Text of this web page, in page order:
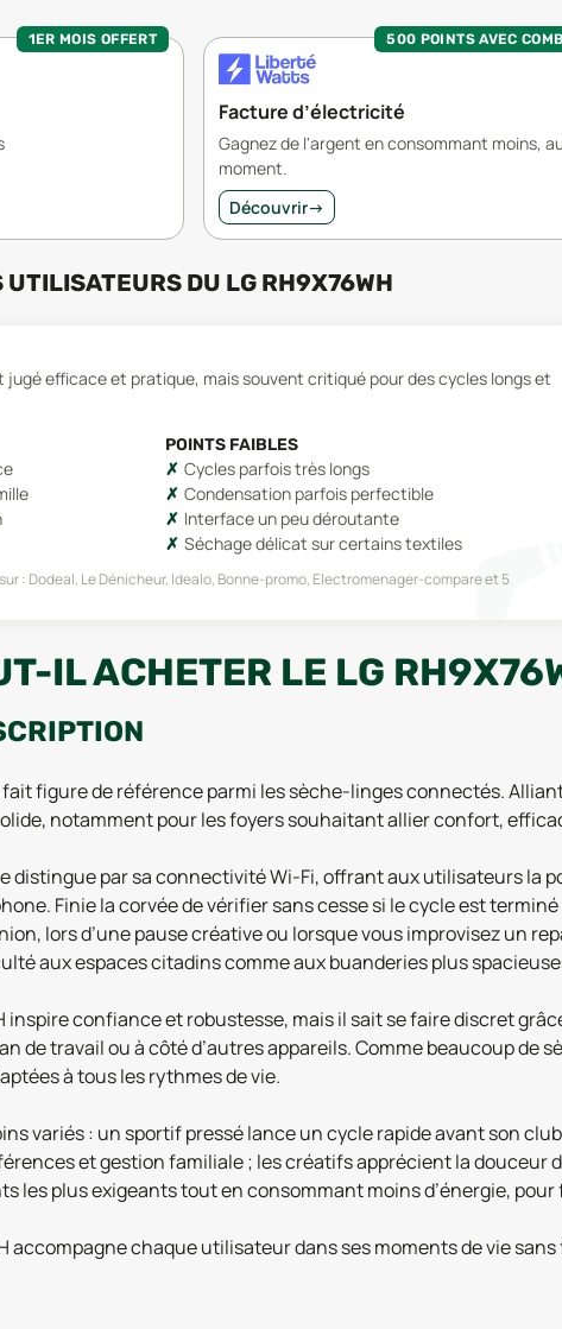
1ER MOIS OFFERT 500 POINTS AVEC
Facture d’électricité
Gagnez de l'argent en consommant moins,
moment.
Découvrir→
UTILISATEURS DU LG RH9X76WH
efficace et pratique, mais souvent critiqué pour des cycles longs et
POINTS FAIBLES
Cycles parfois très longs
Condensation parfois perfectible
Interface un peu déroutante
Séchage délicat sur certains textiles
: Dodeal, Le Dénicheur, Idealo, Bonne-promo, Electromenager-compareet 5
IL ACHETER LE LG
fait figure de référence parmi les sèche-linges connectés.
notamment pour les foyers souhaitant allier confort,
distingue par sa connectivité Wi-Fi, offrant aux utilisateurs la
Finie la corvée de vérifier sans cesse si le cycle est
lors d’une pause créative ou lorsque vous improvisez un
aux espaces citadins comme aux buanderies plus
inspire confiance et robustesse, mais il sait se faire discret
de travail ou à côté d’autres appareils. Comme beaucoup
à tous les rythmes de vie.
variés : un sportif pressé lance un cycle rapide avant son
et gestion familiale ; les créatifs apprécient la douceur
les plus exigeants tout en consommant moins d’énergie,
accompagne chaque utilisateur dans ses moments de vie